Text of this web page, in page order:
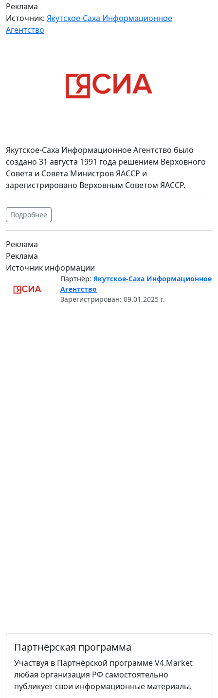
Реклама
Источник: Якутское-Саха Информационное
Агентство
Якутское-Саха Информационное Агентство было
создано 31 августа 1991 года решением Верховного
Совета и Совета Министров ЯАССР и
зарегистрировано Верховным Советом ЯАССР.
Подробнее
Реклама
Реклама
Источник информации
Партнёр: Якутское-Саха Информационное
Агентство
Зарегистрирован: 09.01.2025 г.
Партнёрская программа
Участвуя в Партнёрской программе V4.Market
любая организация РФ самостоятельно
публикует свои информационные материалы.